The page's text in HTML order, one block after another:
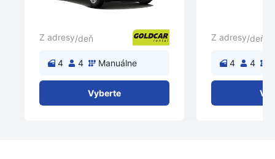
Z adresy/deň
4 4 Manuálne
Vyberte
Z adresy/deň
4 4